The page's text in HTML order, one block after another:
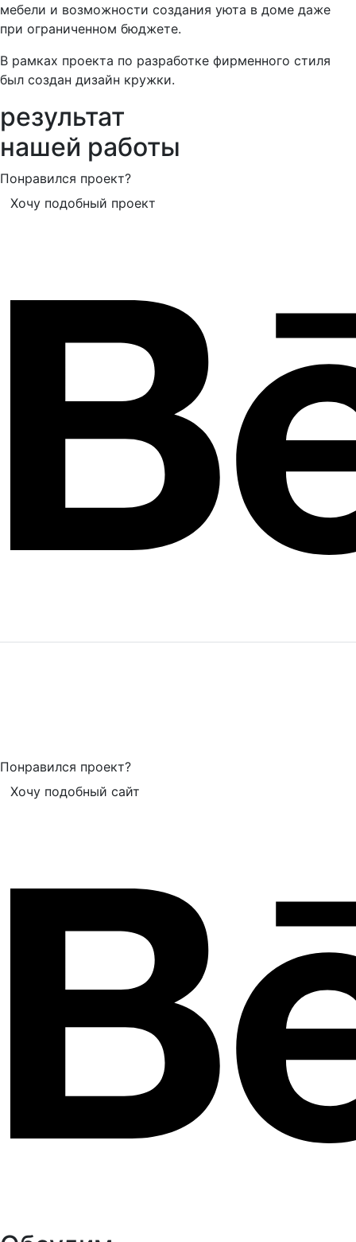
мебели и возможности создания уюта в доме даже
при ограниченном бюджете.
В рамках проекта по разработке фирменного стиля
был создан дизайн кружки.
результат
нашей работы
Понравился проект?
Хочу подобный проект
Понравился проект?
Хочу подобный сайт